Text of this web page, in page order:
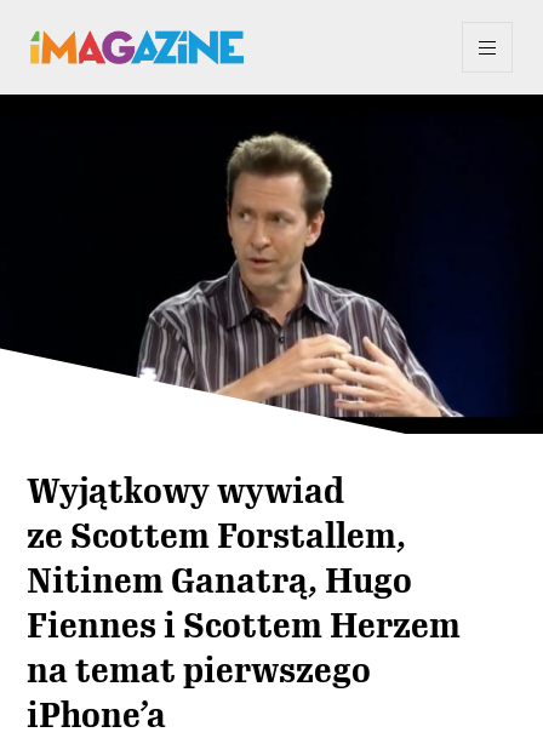
Wyjątkowy wywiad
ze Scottem Forstallem,
Nitinem Ganatrą, Hugo
Fiennes i Scottem Herzem
na temat pierwszego
iPhone’a